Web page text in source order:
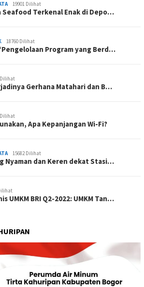
19901 Dilihat
Seafood Terkenal Enak di Depo…
18760 Dilihat
Program yang Berd…
Dilihat
Gerhana Matahari dan B…
Dilihat
Apa Kepanjangan Wi-Fi?
15682 Dilihat
Nyaman dan Keren dekat Stasi…
UMKM BRI Q2-2022: UMKM Tan…